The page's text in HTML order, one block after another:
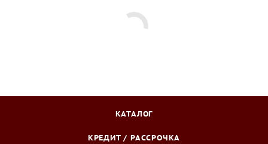
КАТАЛОГ
КРЕДИТ / РАССРОЧКА